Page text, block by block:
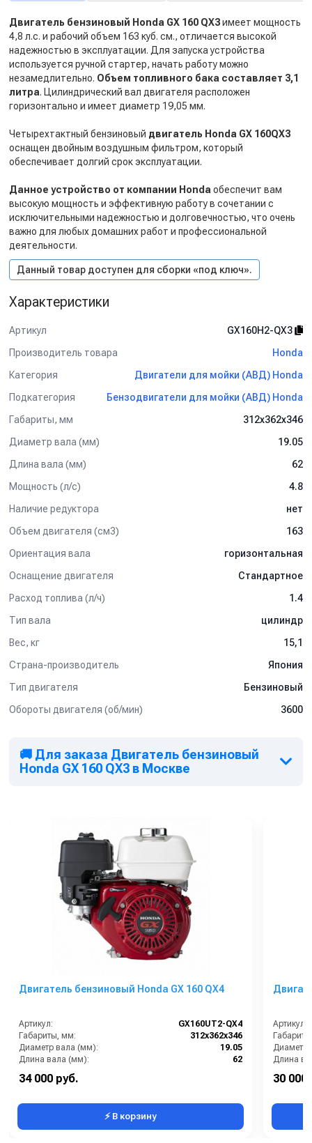
Двигатель бензиновый Honda GX 160 QX3имеет мощность
4,8 л.с. и рабочий объем 163 куб. см., отличается высокой
надежностью в эксплуатации. Для запуска устройства
используется ручной стартер, начать работу можно
незамедлительно. Объем топливного бака составляет 3,1
литра. Цилиндрический вал двигателя расположен
горизонтально и имеет диаметр 19,05 мм.
Четырехтактный бензиновый двигатель Honda GX 160QX3
оснащен двойным воздушным фильтром, который
обеспечивает долгий срок эксплуатации.
Данное устройство от компании Honda обеспечит вам
высокую мощность и эффективную работу в сочетании с
исключительными надежностью и долговечностью, что очень
важно для любых домашних работ и профессиональной
деятельности.
Данный товар доступен для сборки «под ключ».
Характеристики
Артикул
GX160H2-QX3
Производитель товара
Honda
Категория
Двигатели для мойки (АВД) Honda
Подкатегория
Бензодвигатели для мойки (АВД) Honda
Габариты, мм
312х362х346
Диаметр вала (мм)
19.05
Длина вала (мм)
62
Мощность (л/с)
4.8
Наличие редуктора
нет
Объем двигателя (см3)
163
Ориентация вала
горизонтальная
Оснащение двигателя
Стандартное
Расход топлива (л/ч)
1.4
Тип вала
цилиндр
Вес, кг
15,1
Страна-производитель
Япония
Тип двигателя
Бензиновый
Обороты двигателя (об/мин)
3600
🚚 Для заказа Двигатель бензиновый
Honda GX 160 QX3 в Москве
Двигатель бензиновый Honda GX 160 QX4
Артикул:
GX160UT2-QX4
Габариты, мм:
312х362х346
Диаметр вала (мм):
19.05
Длина вала (мм):
62
Мощность (л/с):
Наличие редуктора:
34 000 руб.
⚡ В корзину
Артикул:
Диаметр
Длина
Наличие
30 000